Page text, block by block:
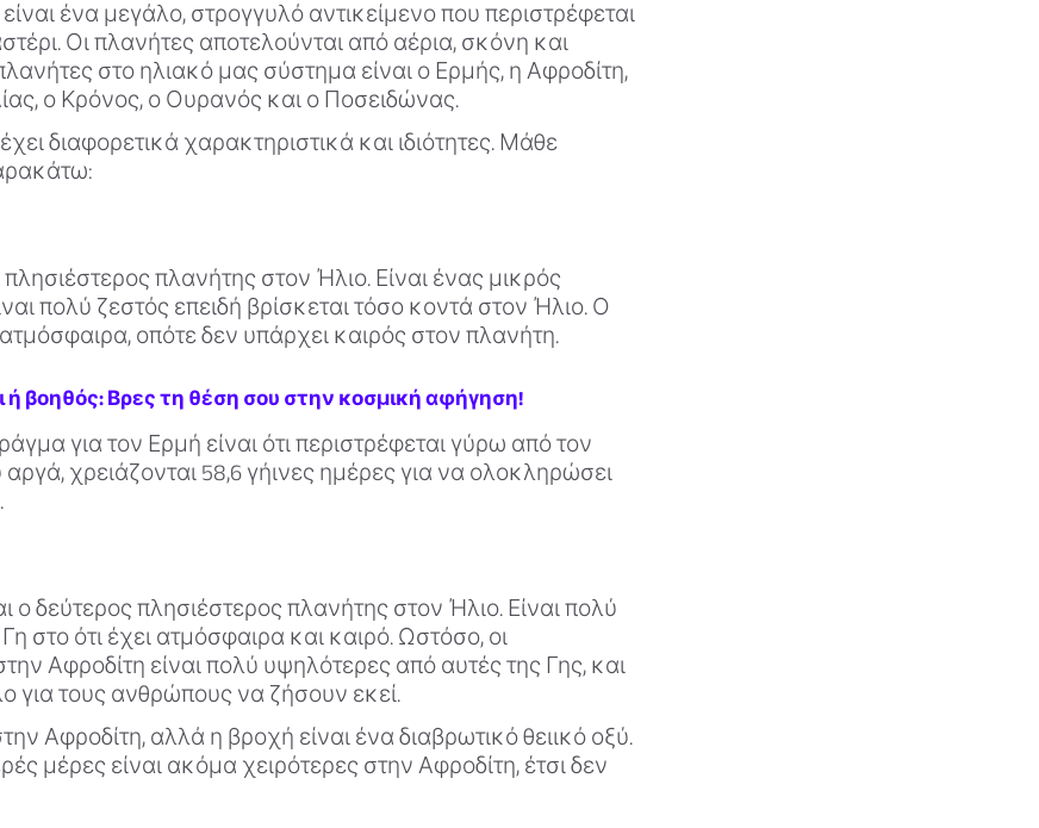
ένα μεγάλο, στρογγυλό αντικείμενο που περιστρέφεται
Οι πλανήτες αποτελούνται από αέρια, σκόνη και
στο ηλιακό μας σύστημα είναι ο Ερμής, η Αφροδίτη,
ο Κρόνος, ο Ουρανός και ο Ποσειδώνας.
διαφορετικά χαρακτηριστικά και ιδιότητες. Μάθε
πλανήτης στον Ήλιο. Είναι ένας μικρός
πολύ ζεστός επειδή βρίσκεται τόσο κοντά στον Ήλιο. Ο
οπότε δεν υπάρχει καιρός στον πλανήτη.
ή βοηθός: Βρες τη θέση σου στην κοσμική αφήγηση!
για τον Ερμή είναι ότι περιστρέφεται γύρω από τον
χρειάζονται 58,6 γήινες ημέρες για να ολοκληρώσει
ο δεύτερος πλησιέστερος πλανήτης στον Ήλιο. Είναι πολύ
στο ότι έχει ατμόσφαιρα και καιρό. Ωστόσο, οι
Αφροδίτη είναι πολύ υψηλότερες από αυτές της Γης, και
για τους ανθρώπους να ζήσουν εκεί.
Αφροδίτη, αλλά η βροχή είναι ένα διαβρωτικό θειικό οξύ.
μέρες είναι ακόμα χειρότερες στην Αφροδίτη, έτσι δεν